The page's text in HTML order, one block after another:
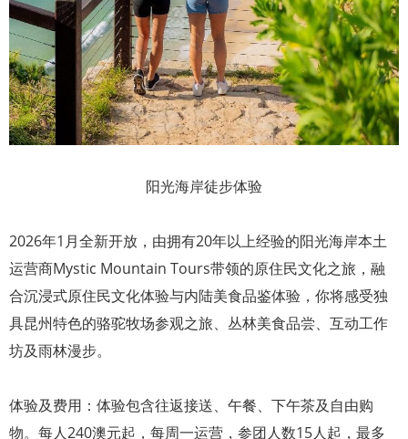
阳光海岸徒步体验
2026年1月全新开放，由拥有20年以上经验的阳光海岸本土
运营商Mystic Mountain Tours带领的原住民文化之旅，融
合沉浸式原住民文化体验与内陆美食品鉴体验，你将感受独
具昆州特色的骆驼牧场参观之旅、丛林美食品尝、互动工作
坊及雨林漫步。
体验及费用：体验包含往返接送、午餐、下午茶及自由购
物。每人240澳元起，每周一运营，参团人数15人起，最多